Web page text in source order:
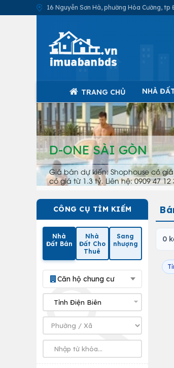
16 Nguyễn Sơn Hà, phường Hòa Cường, tp
TRANG CHỦ NHÀ
D-ONE SÀI GÒN
Giá bán dự kiến: Shophouse có
có giá từ 1.3 tỷ. Liên hệ: 0909 47 12
CÔNG CỤ TÌM KIẾM
Nhà
Đất Bán
Nhà
Đất Cho
Thuê
Sang
nhượng
Căn hộ chung cư
0